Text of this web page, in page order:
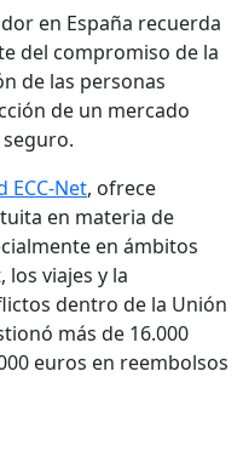
en España recuerda
del compromiso de la
de las personas
de un mercado
ECC-Net, ofrece
en materia de
en ámbitos
viajes y la
dentro de la Unión
más de 16.000
euros en reembolsos